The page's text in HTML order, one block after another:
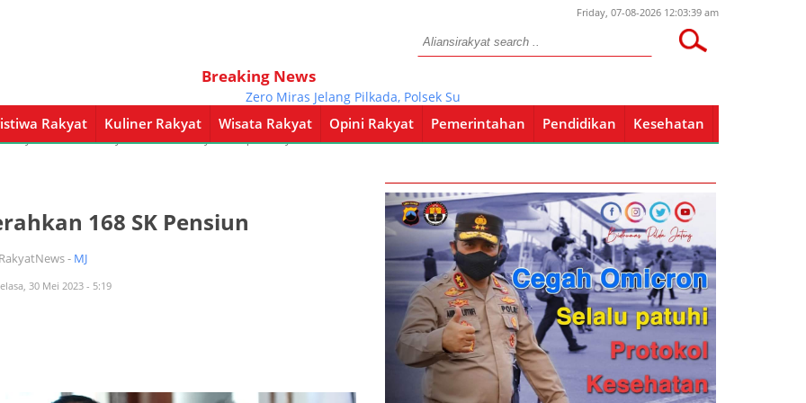
Friday, 07-08-2026 12:03:39 am
Breaking News
Zero Miras Jelang Pilkada, Polsek Sugihwaras Gelar Ops Miras Di Wilayahnya
Rakyat Kuliner Rakyat Wisata Rakyat Opini Rakyat Pemerintahan Pendidikan Kesehatan
Rakyat Kuliner Rakyat Wisata Rakyat Opini Rakyat Pemerintahan Pendidikan Kesehatan
168 SK Pensiun
- MJ
30 Mei 2023 - 5:19